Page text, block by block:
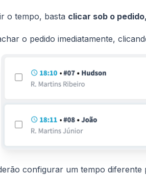
o tempo, basta clicar sob o pedido,
o pedido imediatamente,
configurar um tempo